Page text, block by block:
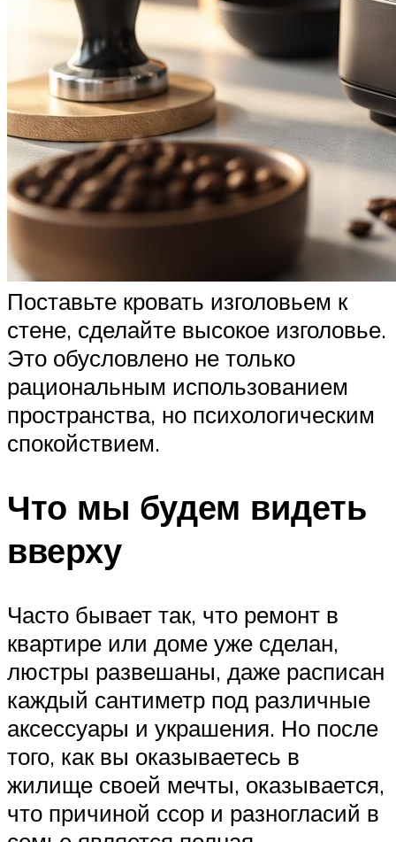
Поставьте кровать изголовьем к
стене, сделайте высокое изголовье.
Это обусловлено не только
рациональным использованием
пространства, но психологическим
спокойствием.
Что мы будем видеть
вверху
Часто бывает так, что ремонт в
квартире или доме уже сделан,
люстры развешаны, даже расписан
каждый сантиметр под различные
аксессуары и украшения. Но после
того, как вы оказываетесь в
жилище своей мечты, оказывается,
что причиной ссор и разногласий в